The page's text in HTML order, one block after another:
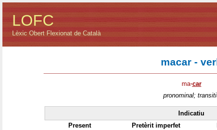
LOFC
Lèxic Obert Flexionat de Català
macar -
ma·car
pronominal;
Indicatiu
Present
Pretèrit imperfet